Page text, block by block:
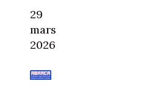
29
mars
2026